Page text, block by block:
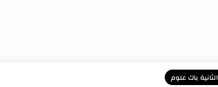
الثانية باك علوم